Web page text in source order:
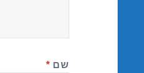
שם *